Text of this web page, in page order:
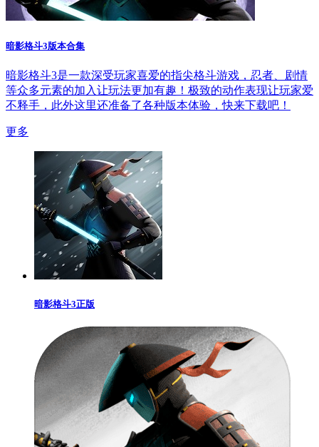
暗影格斗3版本合集
暗影格斗3是一款深受玩家喜爱的指尖格斗游戏，忍者、剧情
等众多元素的加入让玩法更加有趣！极致的动作表现让玩家爱
不释手，此外这里还准备了各种版本体验，快来下载吧！
更多
暗影格斗3正版